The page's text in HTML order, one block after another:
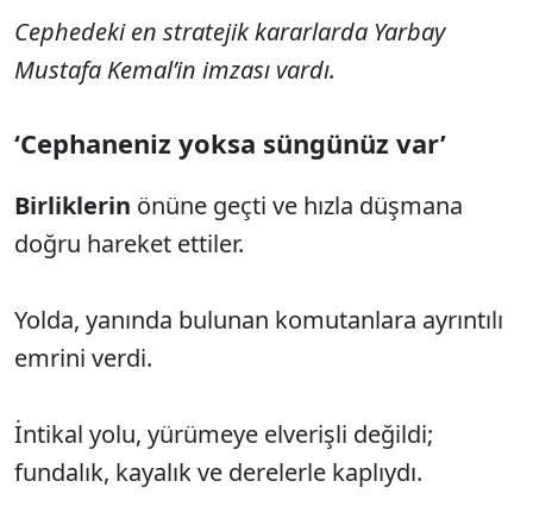
Cephedeki en stratejik kararlarda Yarbay
Mustafa Kemal’in imzası vardı.
‘Cephaneniz yoksa süngünüz var’
Birliklerin önüne geçti ve hızla düşmana
doğru hareket ettiler.
Yolda, yanında bulunan komutanlara ayrıntılı
emrini verdi.
İntikal yolu, yürümeye elverişli değildi;
fundalık, kayalık ve derelerle kaplıydı.